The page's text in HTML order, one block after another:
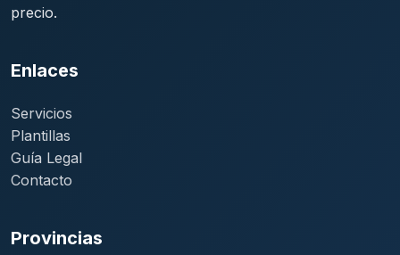
precio.
Enlaces
Servicios
Plantillas
Guía Legal
Contacto
Provincias